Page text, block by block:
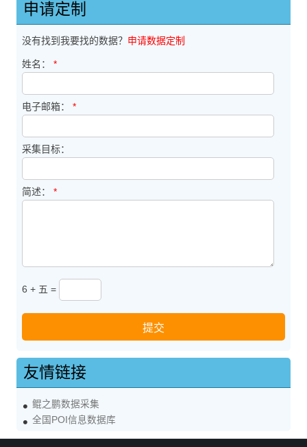
申请定制
没有找到我要找的数据？ 申请数据定制
姓名： *
电子邮箱： *
采集目标：
简述： *
6 + 五 =
友情链接
鲲之鹏数据采集
全国POI信息数据库